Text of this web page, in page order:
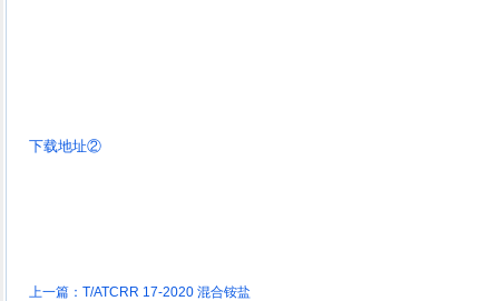
下载地址②
上一篇： T/ATCRR 17-2020 混合铵盐